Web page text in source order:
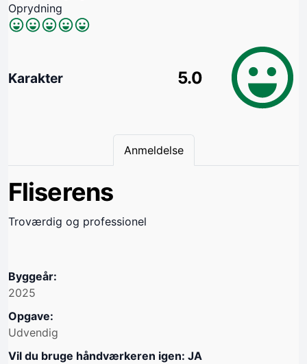
Oprydning
Karakter 5.0
Anmeldelse
Fliserens
Troværdig og professionel
Byggeår:
2025
Opgave:
Udvendig
Vil du bruge håndværkeren igen: JA